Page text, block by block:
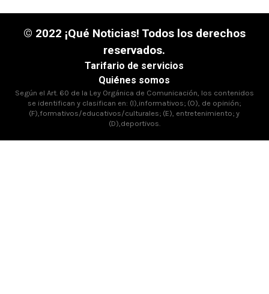
© 2022 ¡Qué Noticias! Todos los derechos
reservados.
Tarifario de servicios
Quiénes somos
Según el Art. 60 de la Ley Orgánica de Comunicación, los contenidos
se identifican y clasifican en: (I),informativos; (O), de opinión;
(F),formativos/educativos/culturales; (E), entretenimiento; y
(D),deportivos.